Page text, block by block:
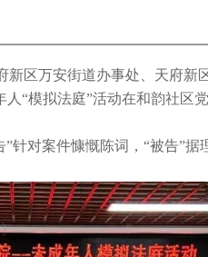
新区万安街道办事处、天府新
“模拟法庭”活动在和韵社区
针对案件慷慨陈词，“被告”据